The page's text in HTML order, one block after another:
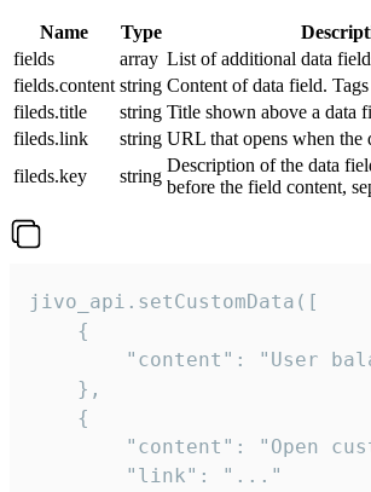
Name Type
fields
array List of additional data
fields.content string Content of data field.
fileds.title
string Title shown above a data
fileds.link
string URL that opens when the
fileds.key
string
Description of the data
before the field content,
jivo_api.setCustomData([
    {
"content": "User
    },
    {
"content": "Open
        "link": "..."